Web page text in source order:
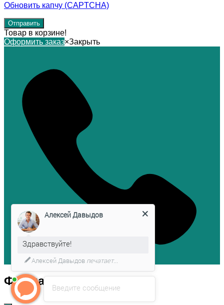
Обновить капчу (CAPTCHA)
Товар в корзине!
Оформить заказ×Закрыть
Форма обратной связи
Введите сообщение
Алексей Давыдов
Здравствуйте!
Алексей Давыдов печатает...